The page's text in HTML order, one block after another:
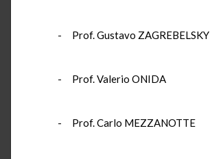
- Prof. Gustavo ZAGREBELSKY
- Prof. Valerio ONIDA
- Prof. Carlo MEZZANOTTE